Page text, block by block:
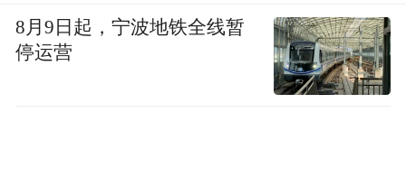
8月9日起，宁波地铁全线暂
停运营